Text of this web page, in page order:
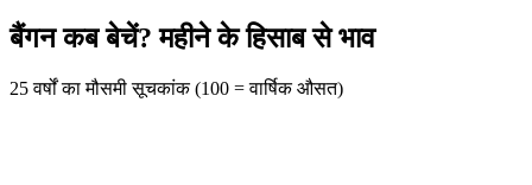
बैंगन कब बेचें? महीने के हिसाब से भाव
25 वर्षों का मौसमी सूचकांक (100 = वार्षिक औसत)